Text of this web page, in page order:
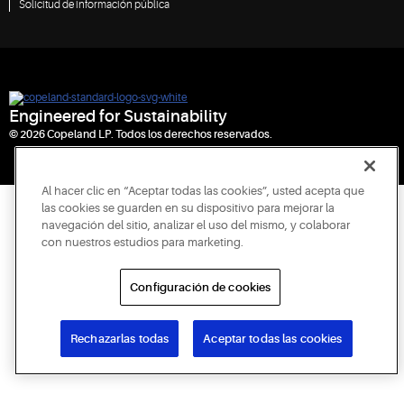
Solicitud de información pública
Engineered for Sustainability
© 2026 Copeland LP. Todos los derechos reservados.
Al hacer clic en “Aceptar todas las cookies”, usted acepta que
las cookies se guarden en su dispositivo para mejorar la
navegación del sitio, analizar el uso del mismo, y colaborar
con nuestros estudios para marketing.
Configuración de cookies
Rechazarlas todas Aceptar todas las cookies